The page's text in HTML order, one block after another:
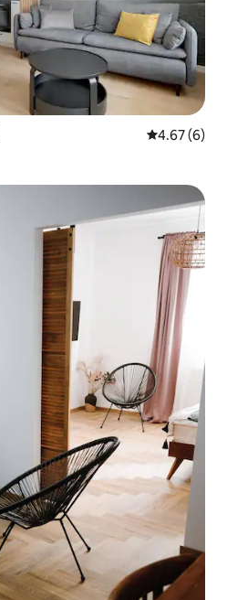
平均评分
4.67 (6)